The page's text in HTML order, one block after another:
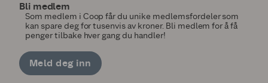
Bli medlem
Som medlem i Coop får du unike medlemsfordeler som
kan spare deg for tusenvis av kroner. Bli medlem for å få
penger tilbake hver gang du handler!
Meld deg inn